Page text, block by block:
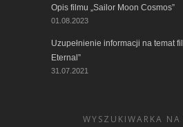
Opis filmu „Sailor Moon Cosmos”
01.08.2023
Uzupełnienie informacji na temat
Eternal”
31.07.2021
WYSZUKIWARKA NA